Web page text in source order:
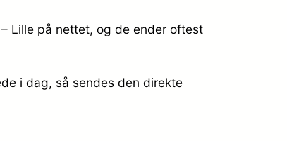
Lille på nettet, og de ender oftest
i dag, så sendes den direkte